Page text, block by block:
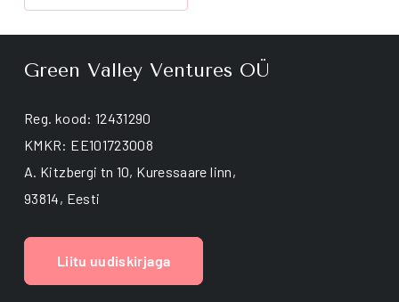
Green Valley Ventures OÜ
Reg. kood: 12431290
KMKR: EE101723008
A. Kitzbergi tn 10, Kuressaare linn,
93814, Eesti
Liitu uudiskirjaga